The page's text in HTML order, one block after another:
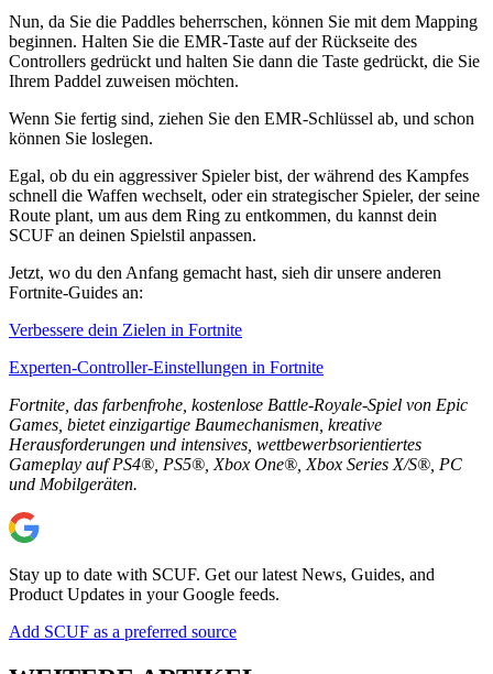
Nun, da Sie die Paddles beherrschen, können Sie mit dem Mapping
beginnen. Halten Sie die EMR-Taste auf der Rückseite des
Controllers gedrückt und halten Sie dann die Taste gedrückt, die Sie
Ihrem Paddel zuweisen möchten.
Wenn Sie fertig sind, ziehen Sie den EMR-Schlüssel ab, und schon
können Sie loslegen.
Egal, ob du ein aggressiver Spieler bist, der während des Kampfes
schnell die Waffen wechselt, oder ein strategischer Spieler, der seine
Route plant, um aus dem Ring zu entkommen, du kannst dein
SCUF an deinen Spielstil anpassen.
Jetzt, wo du den Anfang gemacht hast, sieh dir unsere anderen
Fortnite-Guides an:
Verbessere dein Zielen in Fortnite
Experten-Controller-Einstellungen in Fortnite
Fortnite, das farbenfrohe, kostenlose Battle-Royale-Spiel von Epic
Games, bietet einzigartige Baumechanismen, kreative
Herausforderungen und intensives, wettbewerbsorientiertes
Gameplay auf PS4®, PS5®, Xbox One®, Xbox Series X/S®, PC
und Mobilgeräten.
Stay up to date with SCUF. Get our latest News, Guides, and
Product Updates in your Google feeds.
Add SCUF as a preferred source